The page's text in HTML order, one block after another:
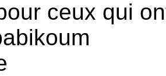
ceux qui